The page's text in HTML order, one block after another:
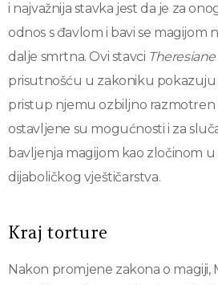
i najvažnija stavka jest da je za
odnos s đavlom i bavi se magijom
dalje smrtna. Ovi stavci Theresiane
prisutnošću u zakoniku pokazuju
pristup njemu ozbiljno razmotren
ostavljene su mogućnosti i za
bavljenja magijom kao zločinom
dijaboličkog vještičarstva.
Kraj torture
Nakon promjene zakona o magiji,